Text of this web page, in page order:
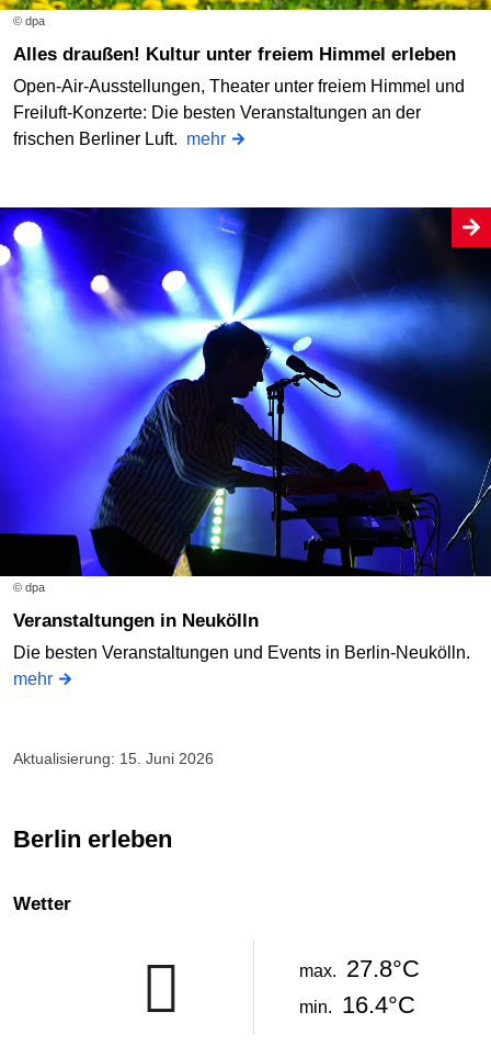
© dpa
Alles draußen! Kultur unter freiem Himmel erleben
Open-Air-Ausstellungen, Theater unter freiem Himmel und
Freiluft-Konzerte: Die besten Veranstaltungen an der
frischen Berliner Luft. mehr
© dpa
Veranstaltungen in Neukölln
Die besten Veranstaltungen und Events in Berlin-Neukölln.
mehr
Aktualisierung: 15. Juni 2026
Berlin erleben
Wetter
max. 27.8°C
min. 16.4°C